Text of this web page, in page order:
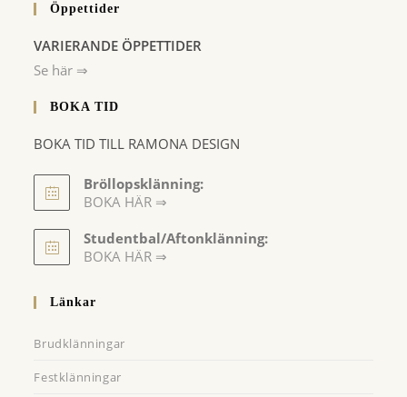
Öppettider
VARIERANDE ÖPPETTIDER
Se här ⇒
BOKA TID
BOKA TID TILL RAMONA DESIGN
Bröllopsklänning:
BOKA HÄR ⇒
in
a
tab
Studentbal/Aftonklänning:
BOKA HÄR ⇒
Länkar
Brudklänningar
Festklänningar